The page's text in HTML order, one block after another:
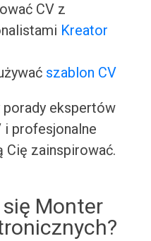
CV z
Kreator
szablon CV
ekspertów
i profesjonalne
Cię zainspirować.
Monter